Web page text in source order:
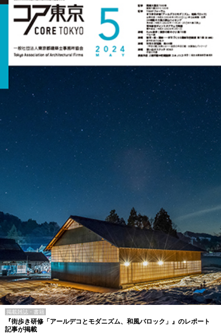
掲載雑誌・書籍
『街歩き研修「アールデコとモダニズム、和風バロック」』のレポート
記事が掲載